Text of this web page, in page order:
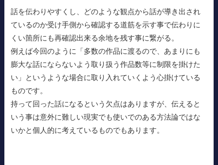
話を伝わりやすくし、どのような観点から話が導き出され
ているのか受け手側から確認する道筋を示す事で伝わりに
くい箇所にも再確認出来る余地を残す事に繋がる。
例えば今回のように「多数の作品に渡るので、あまりにも
膨大な話にならないよう取り扱う作品数等に制限を掛けた
い」というような場合に取り入れていくよう心掛けている
ものです。
持って回った話になるという欠点はありますが、伝えると
いう事は意外に難しい現実でも使いでのある方法論ではな
いかと個人的に考えているものでもあります。